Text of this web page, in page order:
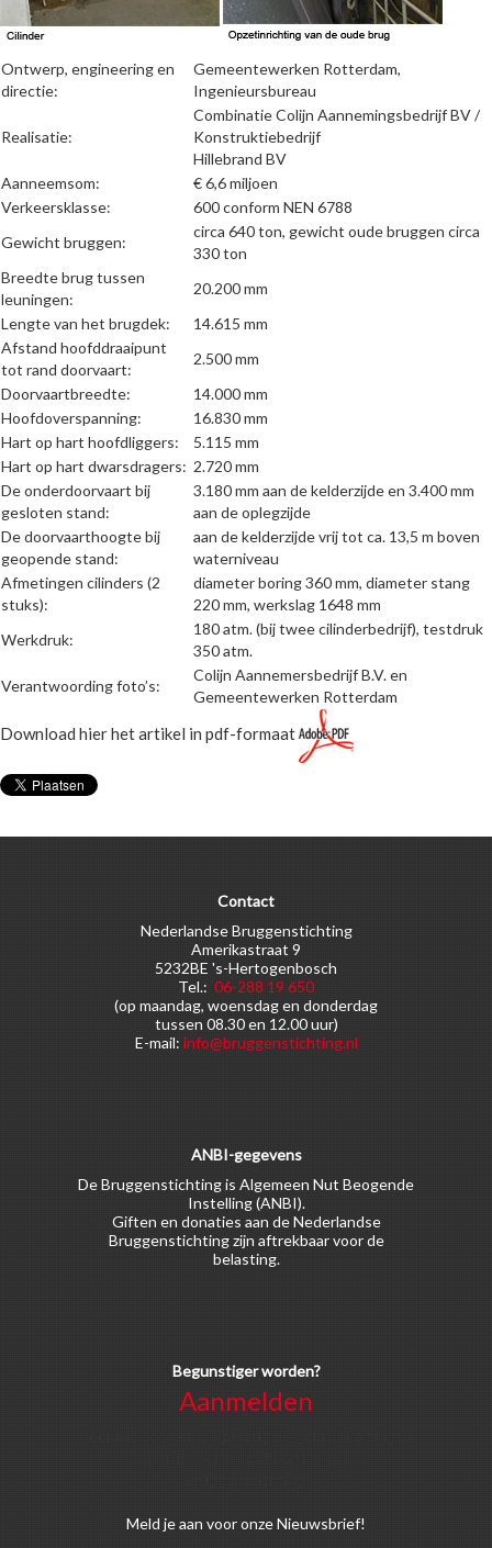
Ontwerp, engineering en
directie:
Gemeentewerken Rotterdam,
Ingenieursbureau
Realisatie:
Combinatie Colijn Aannemingsbedrijf BV /
Konstruktiebedrijf
Hillebrand BV
Aanneemsom:
€ 6,6 miljoen
Verkeersklasse:
600 conform NEN 6788
Gewicht bruggen:
circa 640 ton, gewicht oude bruggen circa
330 ton
Breedte brug tussen
leuningen:
20.200 mm
Lengte van het brugdek:
14.615 mm
Afstand hoofddraaipunt
tot rand doorvaart:
2.500 mm
Doorvaartbreedte:
14.000 mm
Hoofdoverspanning:
16.830 mm
Hart op hart hoofdliggers:
5.115 mm
Hart op hart dwarsdragers: 2.720 mm
De onderdoorvaart bij
gesloten stand:
3.180 mm aan de kelderzijde en 3.400 mm
aan de oplegzijde
De doorvaarthoogte bij
geopende stand:
aan de kelderzijde vrij tot ca. 13,5 m boven
waterniveau
Afmetingen cilinders (2
stuks):
diameter boring 360 mm, diameter stang
220 mm, werkslag 1648 mm
Werkdruk:
180 atm. (bij twee cilinderbedrijf), testdruk
350 atm.
Verantwoording foto’s:
Colijn Aannemersbedrijf B.V. en
Gemeentewerken Rotterdam
Download hier het artikel in pdf-formaat
Contact
Nederlandse Bruggenstichting
Amerikastraat 9
5232BE 's-Hertogenbosch
Tel.: 06-288 19 650
(op maandag, woensdag en donderdag
tussen 08.30 en 12.00 uur)
E-mail: info@bruggenstichting.nl
ANBI-gegevens
De Bruggenstichting is Algemeen Nut Beogende
Instelling (ANBI).
Giften en donaties aan de Nederlandse
Bruggenstichting zijn aftrekbaar voor de
belasting.
Begunstiger worden?
Aanmelden
Meld je aan voor onze Nieuwsbrief!